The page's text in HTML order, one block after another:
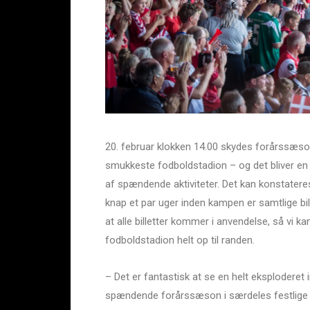
20. februar klokken 14.00 skydes
smukkeste fodboldstadion – og det bliver
af spændende aktiviteter. Det kan
knap et par uger inden kampen er samtlige
at alle billetter kommer i anvendelse, så vi
fodboldstadion helt op til randen.
– Det er fantastisk at se en helt
spændende forårssæson i særdeles festlige